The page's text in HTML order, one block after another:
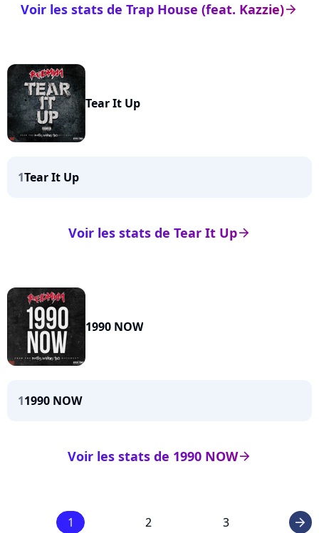
arrow_right
Voir les stats de Trap House (feat. Kazzie)
Tear It Up
1Tear It Up
arrow_right
Voir les stats de Tear It Up
1990 NOW
11990 NOW
arrow_right
Voir les stats de 1990 NOW
1 2 3 arrow_right